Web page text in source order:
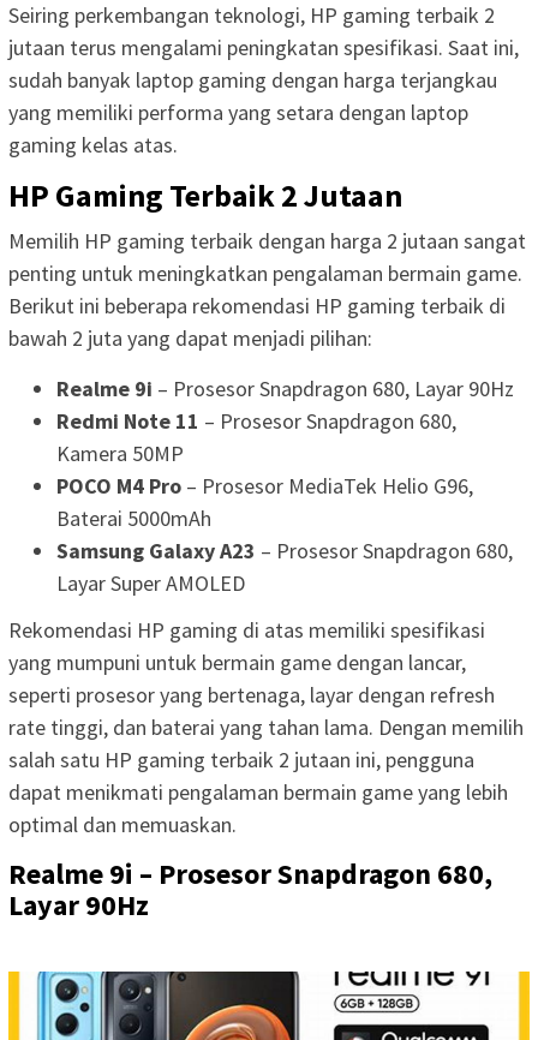
Seiring perkembangan teknologi, HP gaming terbaik 2
jutaan terus mengalami peningkatan spesifikasi. Saat ini,
sudah banyak laptop gaming dengan harga terjangkau
yang memiliki performa yang setara dengan laptop
gaming kelas atas.
HP Gaming Terbaik 2 Jutaan
Memilih HP gaming terbaik dengan harga 2 jutaan sangat
penting untuk meningkatkan pengalaman bermain game.
Berikut ini beberapa rekomendasi HP gaming terbaik di
bawah 2 juta yang dapat menjadi pilihan:
Realme 9i – Prosesor Snapdragon 680, Layar 90Hz
Redmi Note 11 – Prosesor Snapdragon 680,
Kamera 50MP
POCO M4 Pro – Prosesor MediaTek Helio G96,
Baterai 5000mAh
Samsung Galaxy A23 – Prosesor Snapdragon 680,
Layar Super AMOLED
Rekomendasi HP gaming di atas memiliki spesifikasi
yang mumpuni untuk bermain game dengan lancar,
seperti prosesor yang bertenaga, layar dengan refresh
rate tinggi, dan baterai yang tahan lama. Dengan memilih
salah satu HP gaming terbaik 2 jutaan ini, pengguna
dapat menikmati pengalaman bermain game yang lebih
optimal dan memuaskan.
Realme 9i – Prosesor Snapdragon 680,
Layar 90Hz